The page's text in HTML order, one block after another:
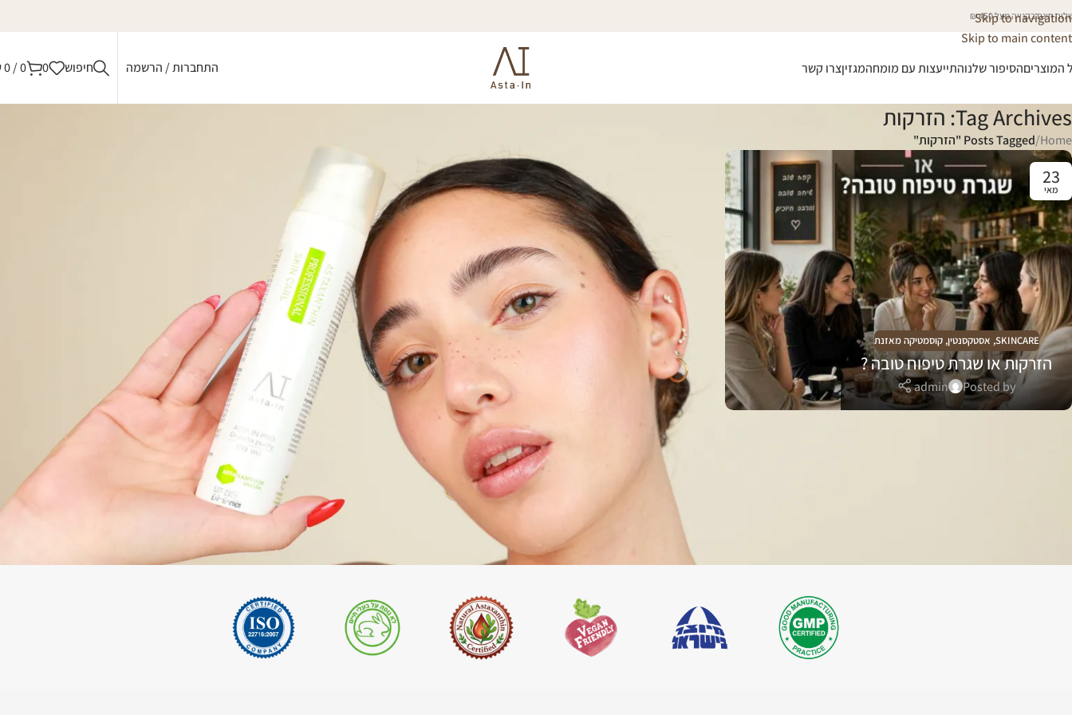
Skip to navigation
Skip to main content
חינם בקנייה מעל 450 ₪
המוצריםהסיפור שלנוהתייעצות עם מומחהמגזיןצרו קשר התחברות / הרשמה חיפוש 0
0
/
0
Tag Archives: הזרקות
Home
/Posts Tagged "הזרקות"
23
מאי
SKINCARE
, אסטקסנטין,קוסמטיקה מאזנת
הזרקות או שגרת טיפוח טובה ?
Posted by
admin